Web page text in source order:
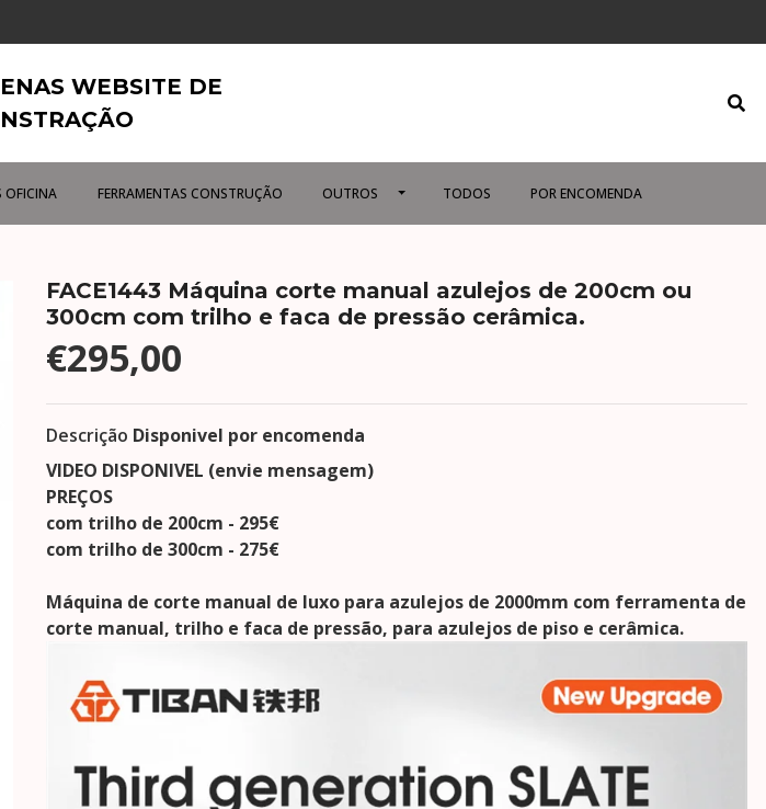
WEBSITE DE
OFICINA FERRAMENTAS CONSTRUÇÃO OUTROS TODOS POR ENCOMENDA
FACE1443 Máquina corte manual azulejos de 200cm ou
300cm com trilho e faca de pressão cerâmica.
€295,00
Descrição Disponivel por encomenda
VIDEO DISPONIVEL (envie mensagem)
PREÇOS
com trilho de 200cm - 295€
com trilho de 300cm - 275€
Máquina de corte manual de luxo para azulejos de 2000mm com ferramenta de
corte manual, trilho e faca de pressão, para azulejos de piso e cerâmica.